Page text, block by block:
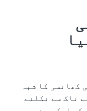
کھانسی کا شبہ
ناک سے نکلنے